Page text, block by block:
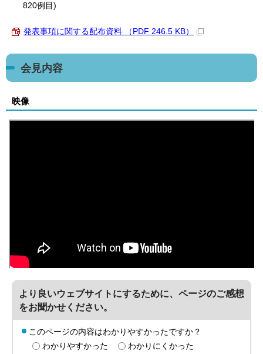
820例目)
発表事項に関する配布資料 （PDF 246.5 KB）
会見内容
映像
より良いウェブサイトにするために、ページのご感想
をお聞かせください。
このページの内容はわかりやすかったですか？
わかりやすかった
わかりにくかった